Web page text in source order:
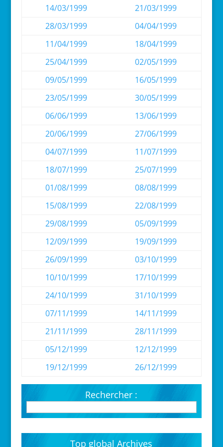
14/03/1999
21/03/1999
28/03/1999
04/04/1999
11/04/1999
18/04/1999
25/04/1999
02/05/1999
09/05/1999
16/05/1999
23/05/1999
30/05/1999
06/06/1999
13/06/1999
20/06/1999
27/06/1999
04/07/1999
11/07/1999
18/07/1999
25/07/1999
01/08/1999
08/08/1999
15/08/1999
22/08/1999
29/08/1999
05/09/1999
12/09/1999
19/09/1999
26/09/1999
03/10/1999
10/10/1999
17/10/1999
24/10/1999
31/10/1999
07/11/1999
14/11/1999
21/11/1999
28/11/1999
05/12/1999
12/12/1999
19/12/1999
26/12/1999
Rechercher :
Top global Archives